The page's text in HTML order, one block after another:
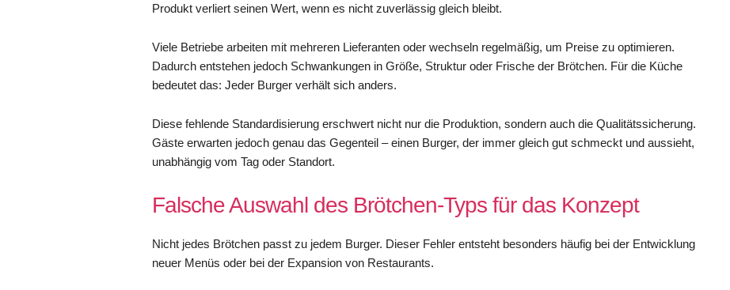
Produkt verliert seinen Wert, wenn es nicht zuverlässig gleich bleibt.
Viele Betriebe arbeiten mit mehreren Lieferanten oder wechseln regelmäßig, um Preise zu optimieren.
Dadurch entstehen jedoch Schwankungen in Größe, Struktur oder Frische der Brötchen. Für die Küche
bedeutet das: Jeder Burger verhält sich anders.
Diese fehlende Standardisierung erschwert nicht nur die Produktion, sondern auch die Qualitätssicherung.
Gäste erwarten jedoch genau das Gegenteil – einen Burger, der immer gleich gut schmeckt und aussieht,
unabhängig vom Tag oder Standort.
Falsche Auswahl des Brötchen-Typs für das Konzept
Nicht jedes Brötchen passt zu jedem Burger. Dieser Fehler entsteht besonders häufig bei der Entwicklung
neuer Menüs oder bei der Expansion von Restaurants.